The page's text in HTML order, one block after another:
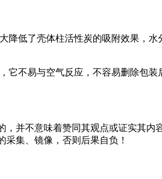
低了壳体柱活性炭的吸附效果，水
不易与空气反应，不容易删除包装
并不意味着赞同其观点或证实其内
集、镜像，否则后果自负！